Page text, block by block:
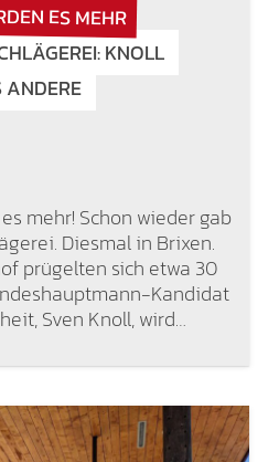
ES MEHR
KNOLL
ANDERE
mehr! Schon wieder gab
Diesmal in Brixen.
prügelten sich etwa 30
Kandidat
Sven Knoll, wird…